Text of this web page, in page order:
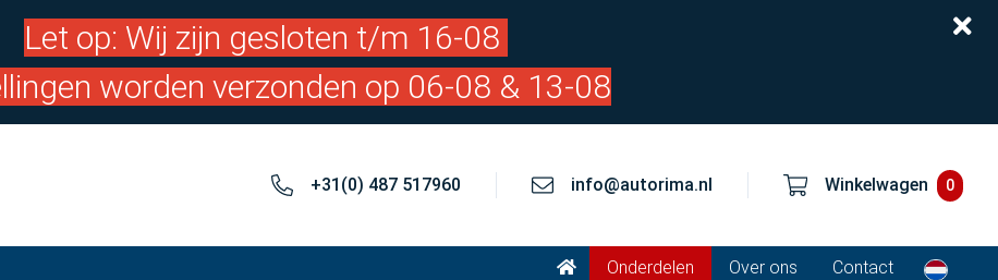
Let op: Wij zijn gesloten t/m 16-08
worden verzonden op 06-08 & 13-08
+31(0) 487 517960 info@autorima.nl Winkelwagen 0
Onderdelen Over ons Contact